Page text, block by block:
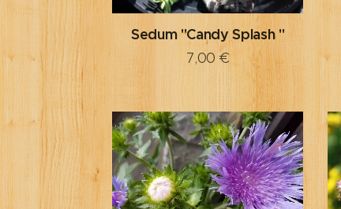
Sedum "Candy Splash "
7,00€